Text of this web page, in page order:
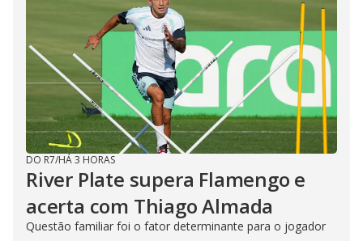
DO R7/HÁ 3 HORAS
River Plate supera Flamengo e
acerta com Thiago Almada
Questão familiar foi o fator determinante para o jogador